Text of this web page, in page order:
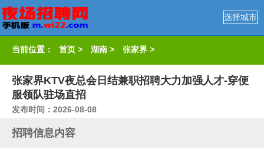
选择城市
当前位置： 首页 > 湖南 > 张家界 >
张家界KTV夜总会日结兼职招聘大力加强人才-穿便
服领队驻场直招
发布时间：2026-08-08
招聘信息内容